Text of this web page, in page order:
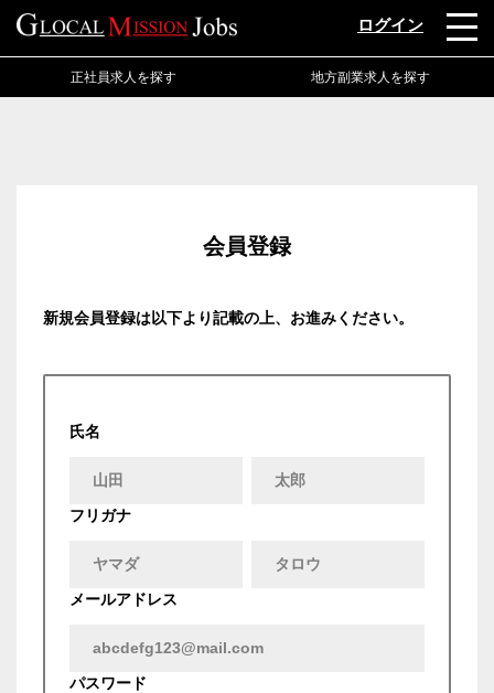
ログイン
正社員求人を探す 地方副業求人を探す
会員登録
新規会員登録は以下より記載の上、お進みください。
氏名
フリガナ
メールアドレス
パスワード